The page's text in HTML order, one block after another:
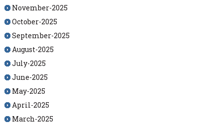
November-2025
October-2025
September-2025
August-2025
July-2025
June-2025
May-2025
April-2025
March-2025